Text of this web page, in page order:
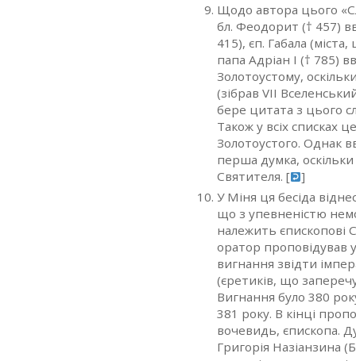
Щодо автора цього
бл. Феодорит († 457)
415), єп. Габала (міста,
папа Адріан І († 785)
Золотоустому,
(зібрав VII
бере цитата з цього
Також у всіх списках
Золотоустого. Однак
перша думка,
Святителя. [
]
У Міня ця бесіда
що з упевненістю
належить єпископові
оратор проповідував
вигнання звідти
(єретиків, що
Вигнання було 380
381 року. В кінці
вочевидь, єпископа.
Григорія Назіанзина